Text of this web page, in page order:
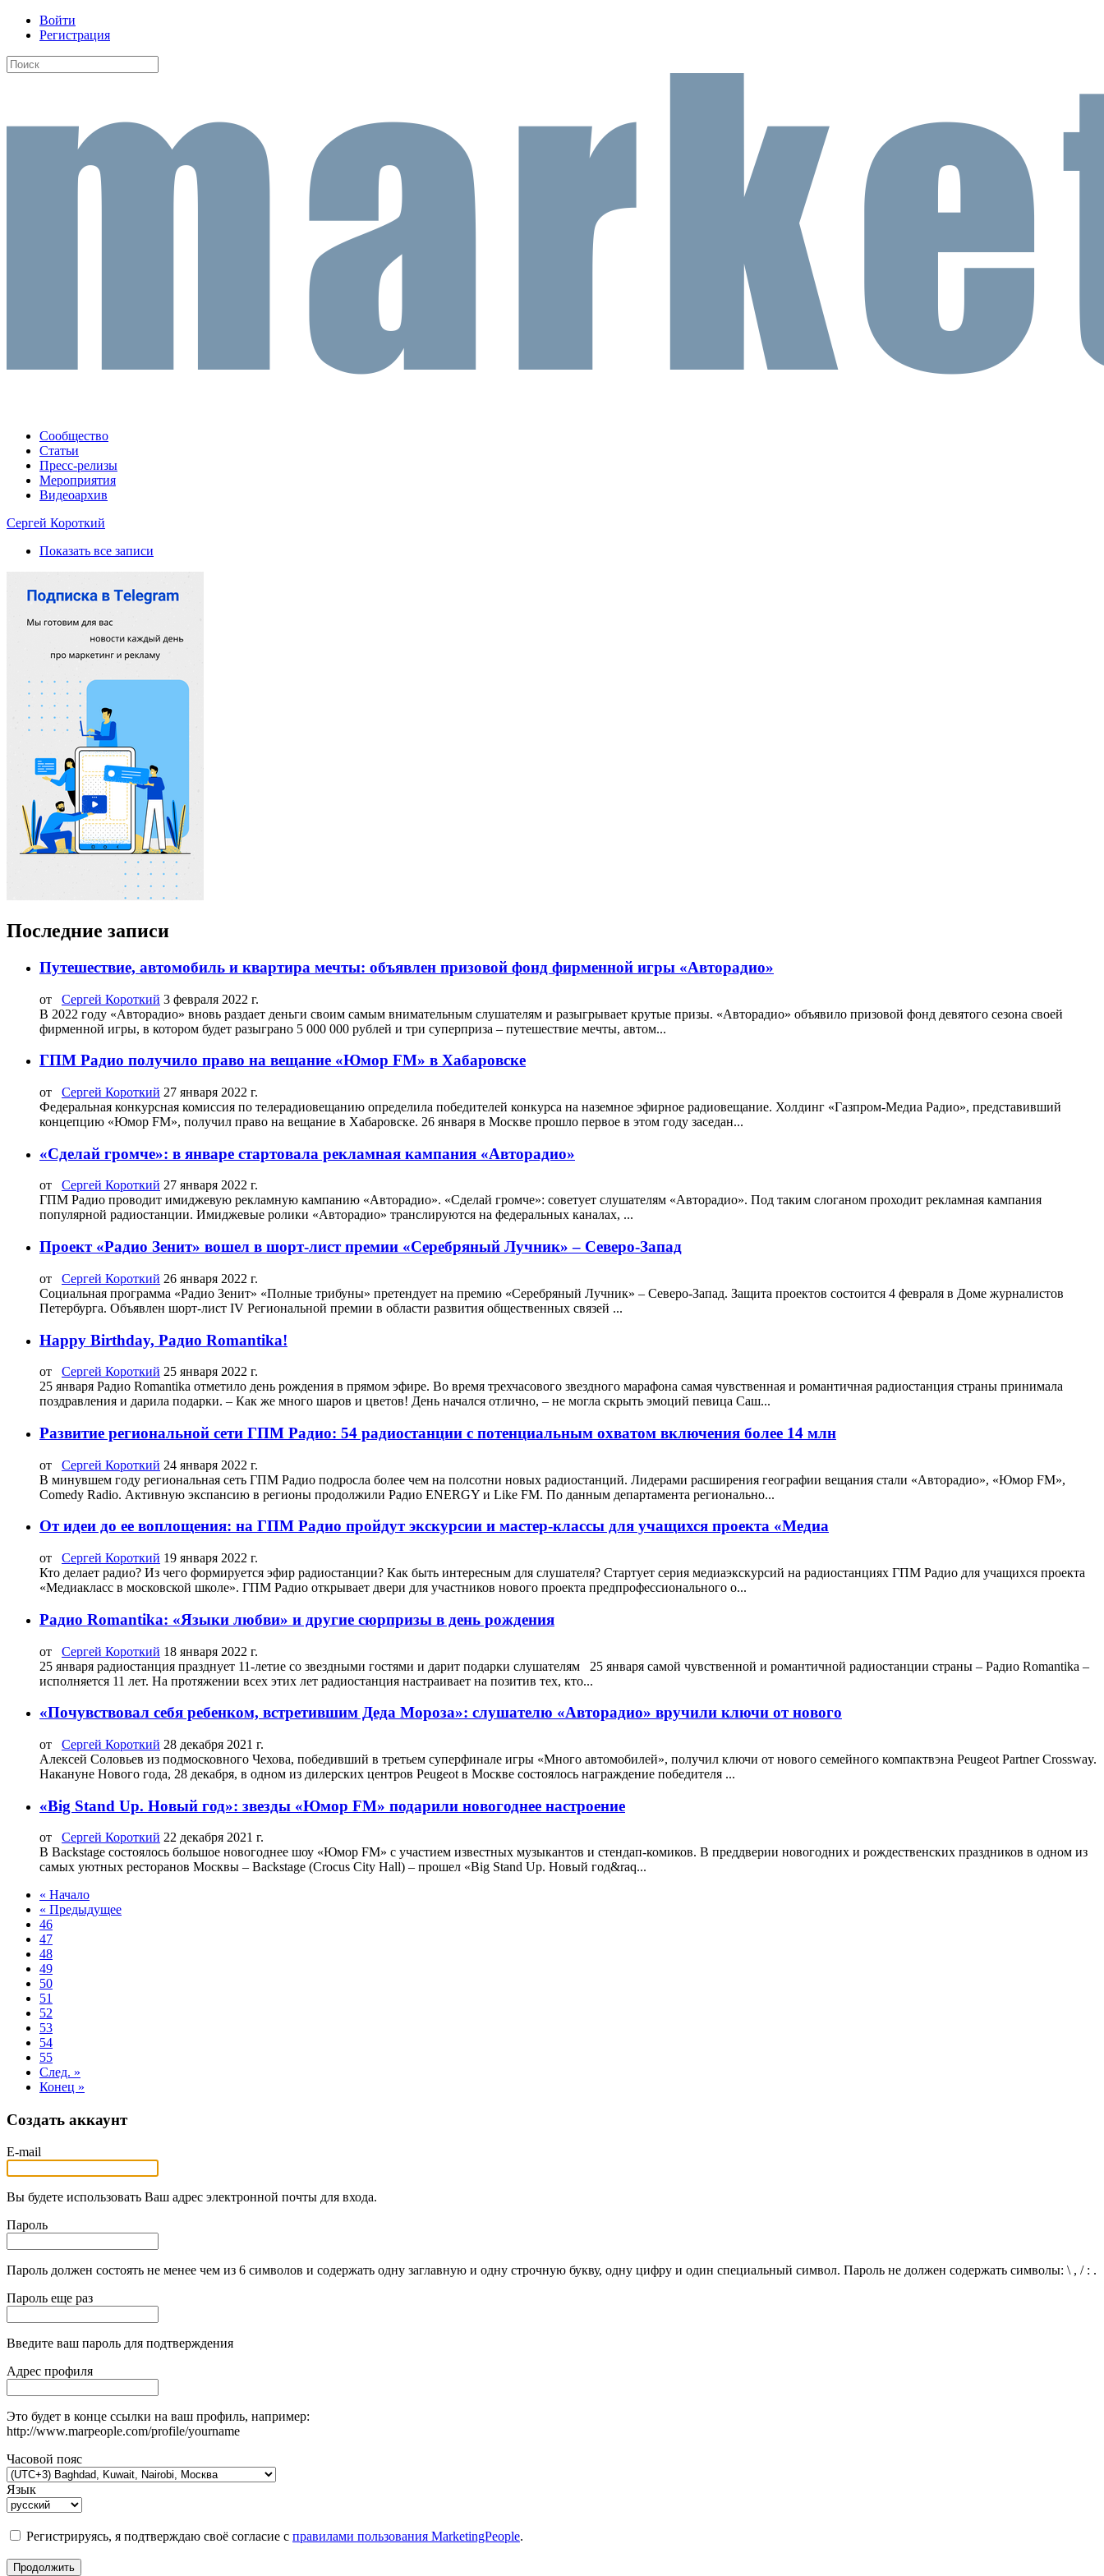
Войти
Регистрация
Сообщество
Статьи
Пресс-релизы
Мероприятия
Видеоархив
Сергей Короткий
Показать все записи
Последние записи
Путешествие, автомобиль и квартира мечты: объявлен призовой фонд фирменной игры «Авторадио»
от Сергей Короткий 3 февраля 2022 г.
В 2022 году «Авторадио» вновь раздает деньги своим самым внимательным слушателям и разыгрывает крутые призы. «Авторадио» объявило призовой фонд девятого сезона своей
фирменной игры, в котором будет разыграно 5 000 000 рублей и три суперприза – путешествие мечты, автом...
ГПМ Радио получило право на вещание «Юмор FM» в Хабаровске
от Сергей Короткий 27 января 2022 г.
Федеральная конкурсная комиссия по телерадиовещанию определила победителей конкурса на наземное эфирное радиовещание. Холдинг «Газпром-Медиа Радио», представивший
концепцию «Юмор FM», получил право на вещание в Хабаровске. 26 января в Москве прошло первое в этом году заседан...
«Сделай громче»: в январе стартовала рекламная кампания «Авторадио»
от Сергей Короткий 27 января 2022 г.
ГПМ Радио проводит имиджевую рекламную кампанию «Авторадио». «Сделай громче»: советует слушателям «Авторадио». Под таким слоганом проходит рекламная кампания
популярной радиостанции. Имиджевые ролики «Авторадио» транслируются на федеральных каналах, ...
Проект «Радио Зенит» вошел в шорт-лист премии «Серебряный Лучник» – Северо-Запад
от Сергей Короткий 26 января 2022 г.
Социальная программа «Радио Зенит» «Полные трибуны» претендует на премию «Серебряный Лучник» – Северо-Запад. Защита проектов состоится 4 февраля в Доме журналистов
Петербурга. Объявлен шорт-лист IV Региональной премии в области развития общественных связей ...
Happy Birthday, Радио Romantika!
от Сергей Короткий 25 января 2022 г.
25 января Радио Romantika отметило день рождения в прямом эфире. Во время трехчасового звездного марафона самая чувственная и романтичная радиостанция страны принимала
поздравления и дарила подарки. – Как же много шаров и цветов! День начался отлично, – не могла скрыть эмоций певица Саш...
Развитие региональной сети ГПМ Радио: 54 радиостанции с потенциальным охватом включения более 14 млн
от Сергей Короткий 24 января 2022 г.
В минувшем году региональная сеть ГПМ Радио подросла более чем на полсотни новых радиостанций. Лидерами расширения географии вещания стали «Авторадио», «Юмор FM»,
Comedy Radio. Активную экспансию в регионы продолжили Радио ENERGY и Like FM. По данным департамента регионально...
От идеи до ее воплощения: на ГПМ Радио пройдут экскурсии и мастер-классы для учащихся проекта «Медиа
от Сергей Короткий 19 января 2022 г.
Кто делает радио? Из чего формируется эфир радиостанции? Как быть интересным для слушателя? Стартует серия медиаэкскурсий на радиостанциях ГПМ Радио для учащихся проекта
«Медиакласс в московской школе». ГПМ Радио открывает двери для участников нового проекта предпрофессионального о...
Радио Romantika: «Языки любви» и другие сюрпризы в день рождения
от Сергей Короткий 18 января 2022 г.
25 января радиостанция празднует 11-летие со звездными гостями и дарит подарки слушателям 25 января самой чувственной и романтичной радиостанции страны – Радио Romantika –
исполняется 11 лет. На протяжении всех этих лет радиостанция настраивает на позитив тех, кто...
«Почувствовал себя ребенком, встретившим Деда Мороза»: слушателю «Авторадио» вручили ключи от нового
от Сергей Короткий 28 декабря 2021 г.
Алексей Соловьев из подмосковного Чехова, победивший в третьем суперфинале игры «Много автомобилей», получил ключи от нового семейного компактвэна Peugeot Partner Crossway.
Накануне Нового года, 28 декабря, в одном из дилерских центров Peugeot в Москве состоялось награждение победителя ...
«Big Stand Up. Новый год»: звезды «Юмор FM» подарили новогоднее настроение
от Сергей Короткий 22 декабря 2021 г.
В Backstage состоялось большое новогоднее шоу «Юмор FM» с участием известных музыкантов и стендап-комиков. В преддверии новогодних и рождественских праздников в одном из
самых уютных ресторанов Москвы – Backstage (Crocus City Hall) – прошел «Big Stand Up. Новый год&raq...
« Начало
« Предыдущее
46
47
48
49
50
51
52
53
54
55
След. »
Конец »
Создать аккаунт
E-mail
Вы будете использовать Ваш адрес электронной почты для входа.
Пароль
Пароль должен состоять не менее чем из 6 символов и содержать одну заглавную и одну строчную букву, одну цифру и один специальный символ. Пароль не должен содержать символы: \ , / : .
Пароль еще раз
Введите ваш пароль для подтверждения
Адрес профиля
Это будет в конце ссылки на ваш профиль, например:
http://www.marpeople.com/profile/yourname
Часовой пояс
Язык
Регистрируясь, я подтверждаю своё согласие с правилами пользования MarketingPeople.
Продолжить